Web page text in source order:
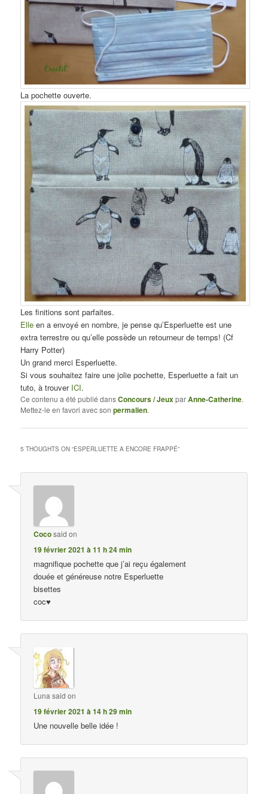
La pochette ouverte.
Les finitions sont parfaites.
Elle en a envoyé en nombre, je pense qu’Esperluette est une
extra terrestre ou qu’elle possède un retourneur de temps! (Cf
Harry Potter)
Un grand merci Esperluette.
Si vous souhaitez faire une jolie pochette, Esperluette a fait un
tuto, à trouver ICI.
Ce contenu a été publié dansConcours / JeuxparAnne-Catherine.
Mettez-le en favori avec sonpermalien.
5 THOUGHTS ON “ESPERLUETTE A ENCORE FRAPPÉ”
Cocosaid on
19 février 2021 à 11 h 24 min
magnifique pochette que j’ai reçu également
douée et généreuse notre Esperluette
bisettes
coc♥
Luna said on
19 février 2021 à 14 h 29 min
Une nouvelle belle idée !